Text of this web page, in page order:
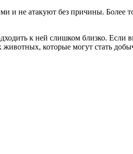
и не атакуют без причины. Более
к ней слишком близко.
животных, которые могут стать